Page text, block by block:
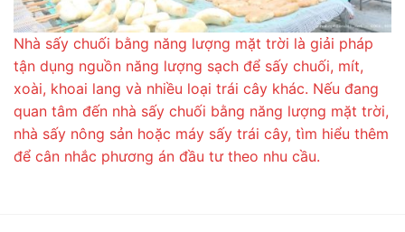
Nhà sấy chuối bằng năng lượng mặt trời là giải pháp
tận dụng nguồn năng lượng sạch để sấy chuối, mít,
xoài, khoai lang và nhiều loại trái cây khác. Nếu đang
quan tâm đến nhà sấy chuối bằng năng lượng mặt trời,
nhà sấy nông sản hoặc máy sấy trái cây, tìm hiểu thêm
để cân nhắc phương án đầu tư theo nhu cầu.